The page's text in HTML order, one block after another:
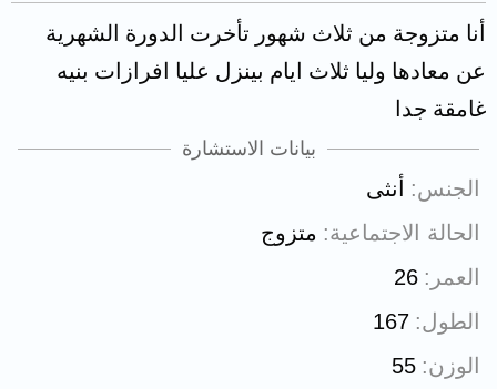
أنا متزوجة من ثلاث شهور تأخرت الدورة الشهرية
عن معادها وليا ثلاث ايام بينزل عليا افرازات بنيه
غامقة جدا
بيانات الاستشارة
الجنس
أنثى
الحالة الاجتماعية
متزوج
العمر
26
الطول 167
الوزن 55